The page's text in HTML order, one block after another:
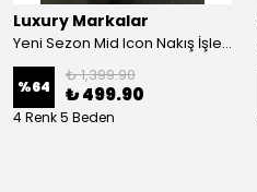
Luxury Markalar
Yeni Sezon Mid Icon Nakış İşleme Logo T-shirt
%64
₺ 1,399.90
₺ 499.90
4 Renk 5 Beden